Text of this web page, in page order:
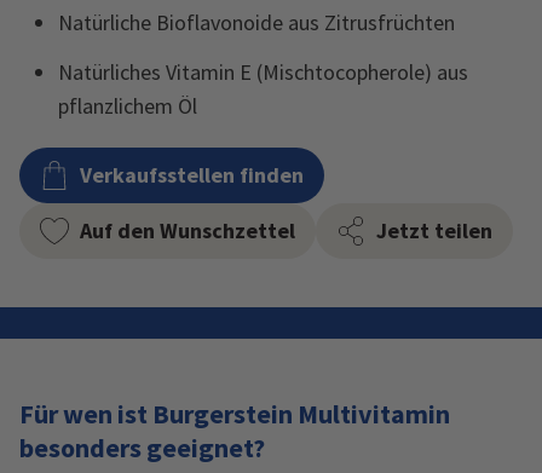
Natürliche Bioflavonoide aus Zitrusfrüchten
Natürliches Vitamin E (Mischtocopherole) aus
pflanzlichem Öl
Verkaufsstellen finden
Auf den Wunschzettel
Jetzt teilen
Für wen ist Burgerstein Multivitamin
besonders geeignet?